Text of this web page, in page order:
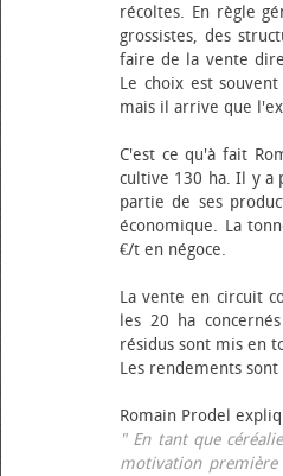
récoltes. En règle
grossistes, des
faire de la vente
Le choix est
mais il arrive que
C'est ce qu'à fait
cultive 130 ha. Il y a
partie de ses
économique. La
€/t en négoce.
La vente en circuit
les 20 ha
résidus sont mis en
Les rendements
Romain Prodel
" En tant que
motivation première